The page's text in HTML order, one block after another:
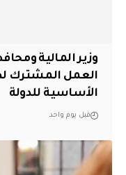
وزير المالية
العمل المشترك
الأساسية للدولة
قبل يوم واحد